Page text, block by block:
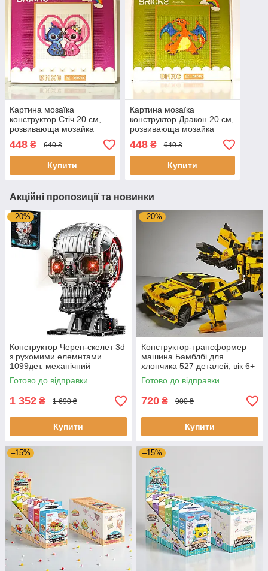
Картина мозаїка
конструктор Стіч 20 см,
розвивающа мозайка
448 ₴ 640 ₴
Купити
Картина мозаїка
конструктор Дракон 20 см,
розвивающа мозайка
448₴ 640 ₴
Купити
Акційні пропозиції та новинки
–20%
Конструктор Череп-скелет 3d
з рухомими елемнтами
1099дет. механічний
конструктор 3Д для дітей і
дорослих
Готово до відправки
1 352 ₴ 1 690 ₴
Купити
–20%
Конструктор-трансформер
машина Бамблбі для
хлопчика 527 деталей, вік 6+
Готово до відправки
720 ₴ 900 ₴
Купити
–15% –15%